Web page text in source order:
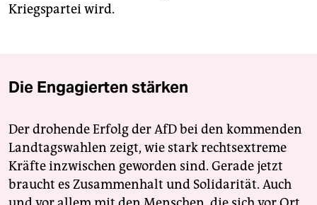
Kriegspartei wird.
Die Engagierten stärken
Der drohende Erfolg der AfD bei den kommenden
Landtagswahlen zeigt, wie stark rechtsextreme
Kräfte inzwischen geworden sind. Gerade jetzt
braucht es Zusammenhalt und Solidarität. Auch